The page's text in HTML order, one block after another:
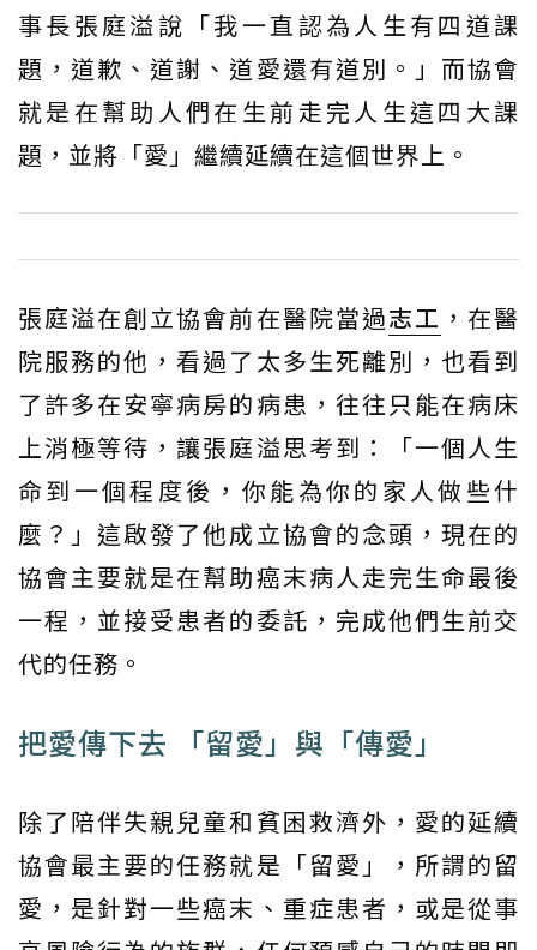
事長張庭溢說「我一直認為人生有四道課
題，道歉、道謝、道愛還有道別。」而協會
就是在幫助人們在生前走完人生這四大課
題，並將「愛」繼續延續在這個世界上。
張庭溢在創立協會前在醫院當過志工 ，在醫
院服務的他，看過了太多生死離別，也看到
了許多在安寧病房的病患，往往只能在病床
上消極等待，讓張庭溢思考到：「一個人生
命到一個程度後，你能為你的家人做些什
麼？」這啟發了他成立協會的念頭，現在的
協會主要就是在幫助癌末病人走完生命最後
一程，並接受患者的委託，完成他們生前交
代的任務。
把愛傳下去 「留愛」與「傳愛」
除了陪伴失親兒童和貧困救濟外，愛的延續
協會最主要的任務就是「留愛」，所謂的留
愛，是針對一些癌末、重症患者，或是從事